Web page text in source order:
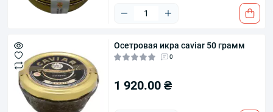
Осетровая икра caviar 50 грамм
0
1 920.00 ₴